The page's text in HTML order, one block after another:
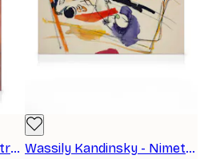
Wassily Kandinsky - Abstraktit geometriset muodot Kanvaasi Wassily Kandinsky - Nimetön Kanvaasi